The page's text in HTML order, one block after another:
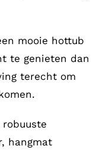
mooie hottub
te genieten dan
terecht om
hangmat